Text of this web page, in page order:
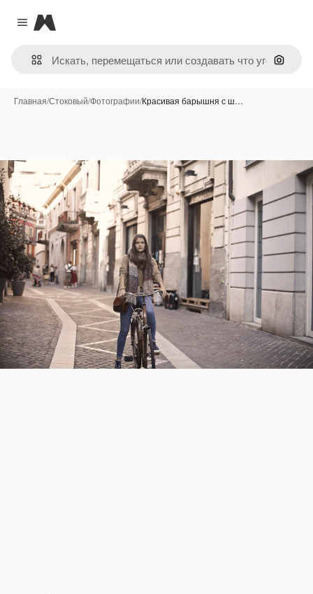
Close menu
Magnific
Поиск
Главная/Стоковый/Фотографии/Красивая барышня с ш…